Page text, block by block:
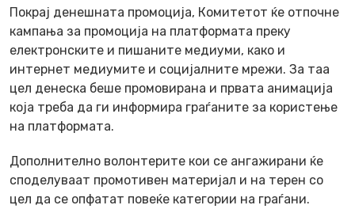
Покрај денешната промоција, Комитетот ќе отпочне
кампања за промоција на платформата преку
електронските и пишаните медиуми, како и
интернет медиумите и социјалните мрежи. За таа
цел денеска беше промовирана и првата анимација
која треба да ги информира граѓаните за користење
на платформата.
Дополнително волонтерите кои се ангажирани ќе
споделуваат промотивен материјал и на терен со
цел да се опфатат повеќе категории на граѓани.